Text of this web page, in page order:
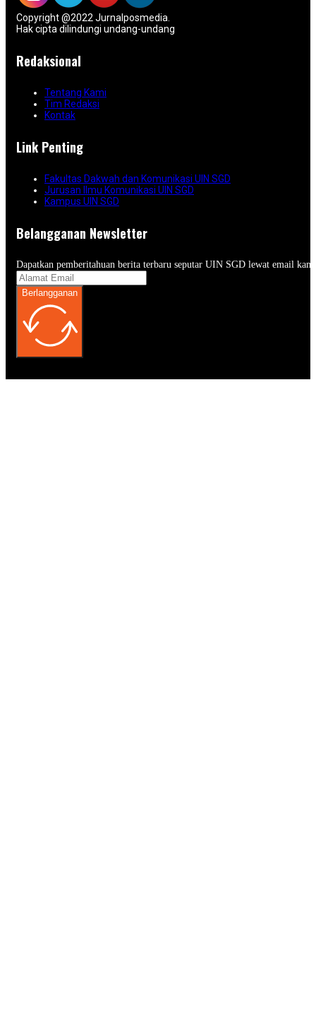
Copyright @2022 Jurnalposmedia.
Hak cipta dilindungi undang-undang
Redaksional
Tentang Kami
Tim Redaksi
Kontak
Link Penting
Fakultas Dakwah dan Komunikasi UIN SGD
Jurusan Ilmu Komunikasi UIN SGD
Kampus UIN SGD
Belangganan Newsletter
Dapatkan pemberitahuan berita terbaru seputar UIN SGD lewat email
Berlangganan